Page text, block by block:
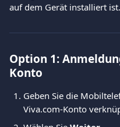
auf dem Gerät installiert ist.
Option 1:
Konto
Geben Sie die
Viva.com-Konto